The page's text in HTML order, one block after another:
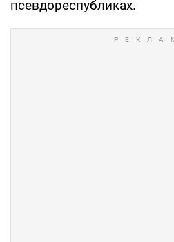
псевдореспубликах.